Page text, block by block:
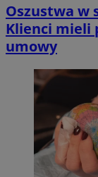
Oszustwa w
Klienci mieli
umowy